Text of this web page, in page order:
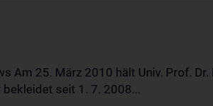
Am 25. März 2010 hält Univ. Prof.
bekleidet seit 1. 7. 2008...